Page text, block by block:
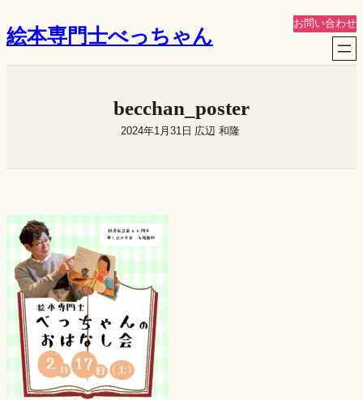
容
絵本専門士べっちゃん
お問い合わせ
becchan_poster
2024年1月31日 広辺 和隆